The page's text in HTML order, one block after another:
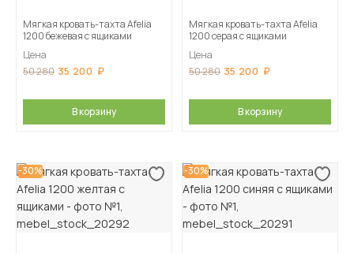
Мягкая кровать-тахта Afelia
1200 бежевая с ящиками
Цена
50 280 35 200
В корзину
Мягкая кровать-тахта Afelia
1200 серая с ящиками
Цена
50 280 35 200
В корзину
-30% -30%